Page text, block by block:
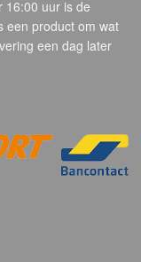
16:00 uur is de
een product om wat
een dag later